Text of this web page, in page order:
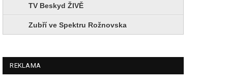
TV Beskyd ŽIVĚ
Zubří ve Spektru Rožnovska
REKLAMA